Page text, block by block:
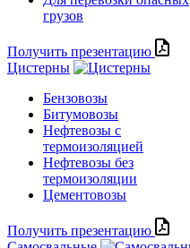
грузов
Получить презентацию
Цистерны
Бензовозы
Битумовозы
Нефтевозы с
термоизоляцией
Нефтевозы без
термоизоляции
Цементовозы
Получить презентацию